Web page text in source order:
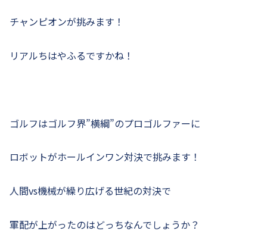
チャンピオンが挑みます！
リアルちはやふるですかね！
ゴルフはゴルフ界”横綱”のプロゴルファーに
ロボットがホールインワン対決で挑みます！
人間vs機械が繰り広げる世紀の対決で
軍配が上がったのはどっちなんでしょうか？